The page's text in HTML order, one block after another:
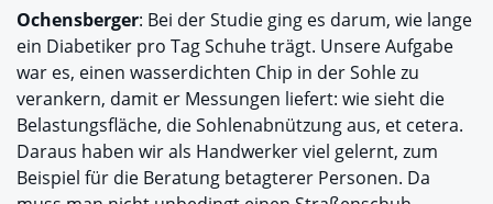
Ochensberger: Bei der Studie ging es darum, wie lange
ein Diabetiker pro Tag Schuhe trägt. Unsere Aufgabe
war es, einen wasserdichten Chip in der Sohle zu
verankern, damit er Messungen liefert: wie sieht die
Belastungsfläche, die Sohlenabnützung aus, et cetera.
Daraus haben wir als Handwerker viel gelernt, zum
Beispiel für die Beratung betagterer Personen. Da